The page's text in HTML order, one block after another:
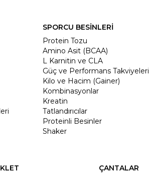
SPORCU BESİNLERİ
Protein Tozu
Amino Asit (BCAA)
L Karnitin ve CLA
Güç ve Performans Takviyeleri
Kilo ve Hacim (Gainer)
Kombinasyonlar
Kreatin
Tatlandırıcılar
Proteinli Besinler
Shaker
ÇANTALAR